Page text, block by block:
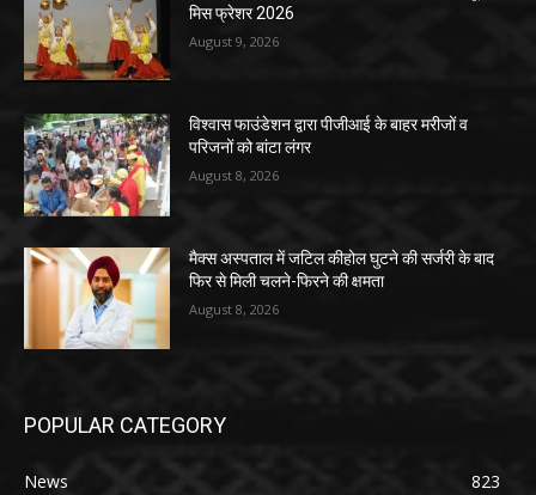
मिस फ्रेशर 2026
August 9, 2026
विश्वास फाउंडेशन द्वारा पीजीआई के बाहर मरीजों व
परिजनों को बांटा लंगर
August 8, 2026
मैक्स अस्पताल में जटिल कीहोल घुटने की सर्जरी के बाद
फिर से मिली चलने-फिरने की क्षमता
August 8, 2026
POPULAR CATEGORY
News
823